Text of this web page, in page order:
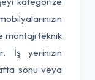
montajı teknik
İş yerinizin
sonu veya